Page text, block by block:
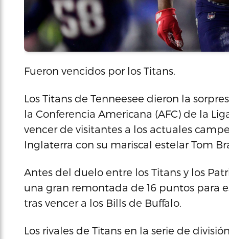
Fueron vencidos por los Titans.
Los Titans de Tenneesee dieron la
la Conferencia Americana (AFC) de la
vencer de visitantes a los actuales
Inglaterra con su mariscal estelar Tom
Antes del duelo entre los Titans y los
una gran remontada de 16 puntos para
tras vencer a los Bills de Buffalo.
Los rivales de Titans en la serie de